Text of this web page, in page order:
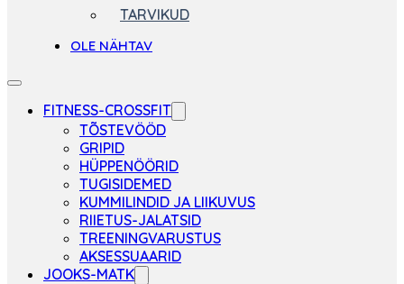
TARVIKUD
OLE NÄHTAV
FITNESS-CROSSFIT
TÕSTEVÖÖD
GRIPID
HÜPPENÖÖRID
TUGISIDEMED
KUMMILINDID JA LIIKUVUS
RIIETUS-JALATSID
TREENINGVARUSTUS
AKSESSUAARID
JOOKS-MATK